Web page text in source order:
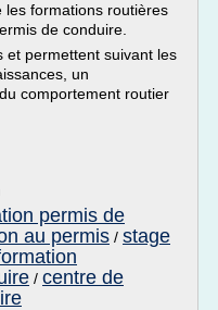
les formations routières
de conduire.
et permettent suivant les
un
comportement routier
permis de
au permis / stage
/ centre de